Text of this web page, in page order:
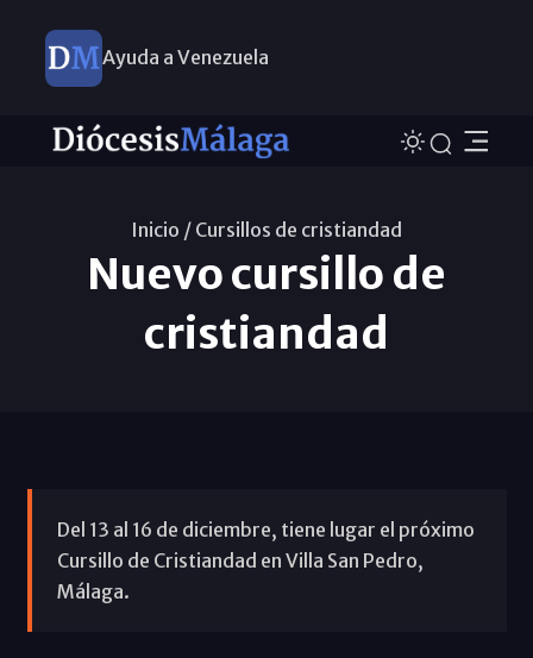
Ayuda a Venezuela
Inicio / Cursillos de cristiandad
Nuevo cursillo de
cristiandad
Del 13 al 16 de diciembre, tiene lugar el próximo
Cursillo de Cristiandad en Villa San Pedro,
Málaga.